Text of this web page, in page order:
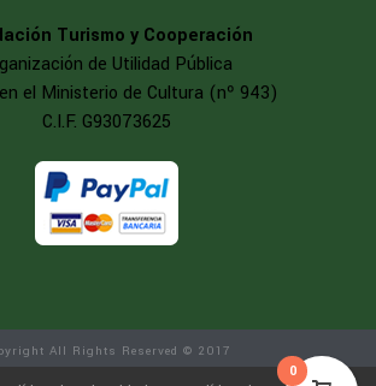
Turismo y Cooperación
de Utilidad Pública
el Ministerio de Cultura (nº 943)
C.I.F. G93073625
All Rights Reserved © 2017
0